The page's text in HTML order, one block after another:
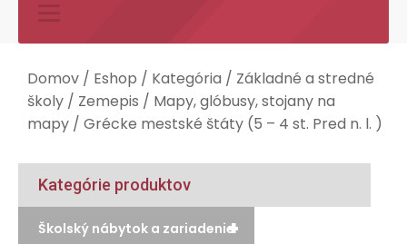
Domov / Eshop / Kategória / Základné a stredné
školy / Zemepis / Mapy, glóbusy, stojany na
mapy / Grécke mestské štáty (5 – 4 st. Pred n. l. )
Kategórie produktov
+
Školský nábytok a zariadenie